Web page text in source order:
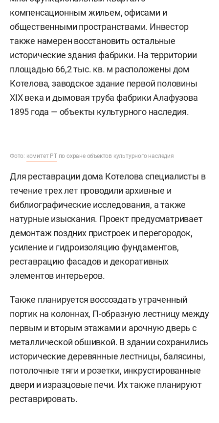
компенсационным жильем, офисами и
общественными пространствами. Инвестор
также намерен восстановить остальные
исторические здания фабрики. На территории
площадью 66,2 тыс. кв. м расположены дом
Котелова, заводское здание первой половины
XIX века и дымовая труба фабрики Алафузова
1895 года — объекты культурного наследия.
Фото: комитет РТпо охране объектов культурного наследия
Для реставрации дома Котелова специалисты в
течение трех лет проводили архивные и
библиографические исследования, а также
натурные изыскания. Проект предусматривает
демонтаж поздних пристроек и перегородок,
усиление и гидроизоляцию фундаментов,
реставрацию фасадов и декоративных
элементов интерьеров.
Также планируется воссоздать утраченный
портик на колоннах, П-образную лестницу между
первым и вторым этажами и арочную дверь с
металлической обшивкой. В здании сохранились
исторические деревянные лестницы, балясины,
потолочные тяги и розетки, инкрустированные
двери и изразцовые печи. Их также планируют
реставрировать.